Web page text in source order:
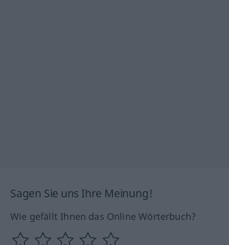
Sagen Sie uns Ihre Meinung!
Wie gefällt Ihnen das Online Wörterbuch?